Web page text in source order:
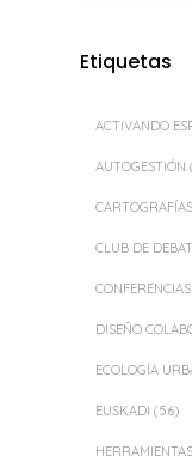
Etiquetas
ACTIVANDO
AUTOGESTIÓN
CLUB DE
CONFERENCIAS
DISEÑO
ECOLOGÍA
EUSKADI (56)